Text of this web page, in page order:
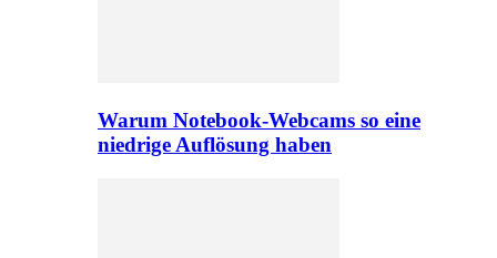
Warum Notebook-Webcams so eine
niedrige Auflösung haben